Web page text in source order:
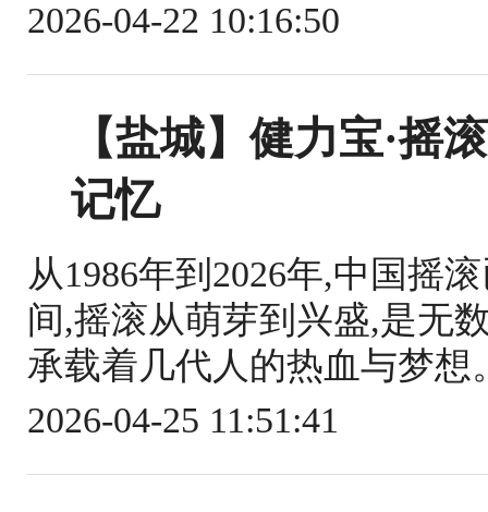
2026-04-22 10:16:50
【盐城】健力宝·摇
记忆
从1986年到2026年,中国摇
间,摇滚从萌芽到兴盛,是无
承载着几代人的热血与梦想
2026-04-25 11:51:41